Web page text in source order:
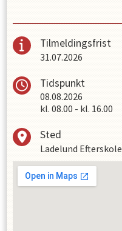
Tilmeldingsfrist
31.07.2026
Tidspunkt
08.08.2026
kl. 08.00 - kl. 16.00
Sted
Ladelund Efterskole